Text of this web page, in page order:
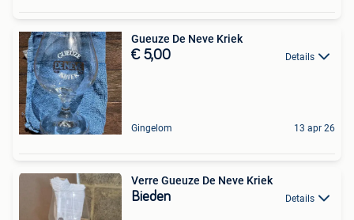
Gueuze De Neve Kriek
€ 5,00 Details
Gingelom 13 apr 26
Verre Gueuze De Neve Kriek
Bieden Details